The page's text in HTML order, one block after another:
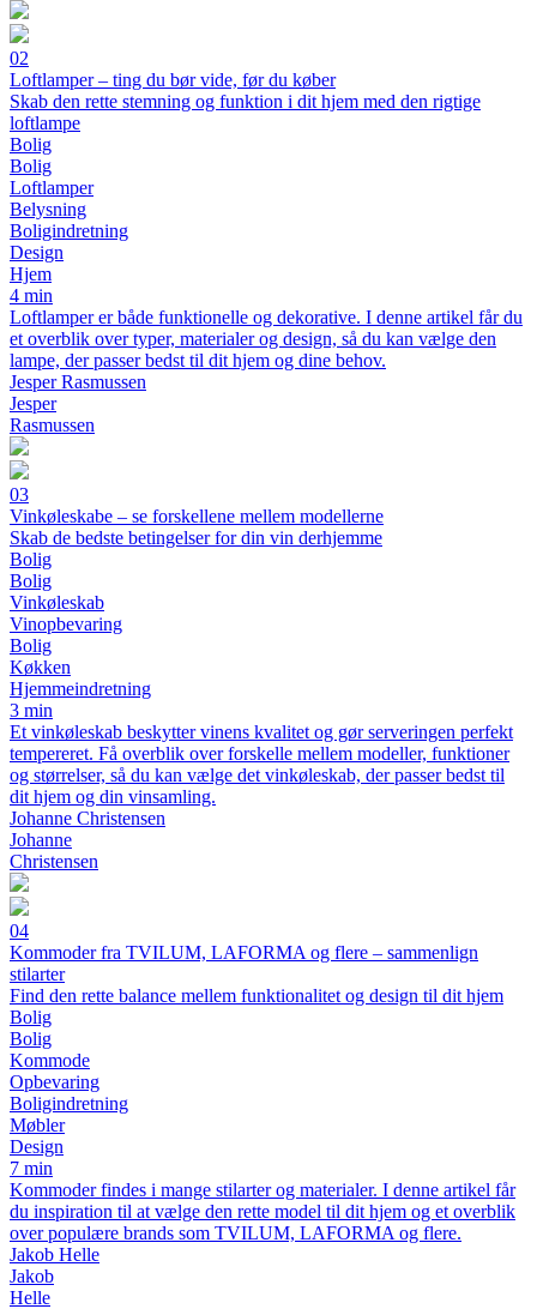
02
Loftlamper – ting du bør vide, før du køber
Skab den rette stemning og funktion i dit hjem med den rigtige
loftlampe
Bolig
Bolig
Loftlamper
Belysning
Boligindretning
Design
Hjem
4 min
Loftlamper er både funktionelle og dekorative. I denne artikel får du
et overblik over typer, materialer og design, så du kan vælge den
lampe, der passer bedst til dit hjem og dine behov.
Jesper Rasmussen
Jesper
Rasmussen
03
Vinkøleskabe – se forskellene mellem modellerne
Skab de bedste betingelser for din vin derhjemme
Bolig
Bolig
Vinkøleskab
Vinopbevaring
Bolig
Køkken
Hjemmeindretning
3 min
Et vinkøleskab beskytter vinens kvalitet og gør serveringen perfekt
tempereret. Få overblik over forskelle mellem modeller, funktioner
og størrelser, så du kan vælge det vinkøleskab, der passer bedst til
dit hjem og din vinsamling.
Johanne Christensen
Johanne
Christensen
04
Kommoder fra TVILUM, LAFORMA og flere – sammenlign
stilarter
Find den rette balance mellem funktionalitet og design til dit hjem
Bolig
Bolig
Kommode
Opbevaring
Boligindretning
Møbler
Design
7 min
Kommoder findes i mange stilarter og materialer. I denne artikel får
du inspiration til at vælge den rette model til dit hjem og et overblik
over populære brands som TVILUM, LAFORMA og flere.
Jakob Helle
Jakob
Helle